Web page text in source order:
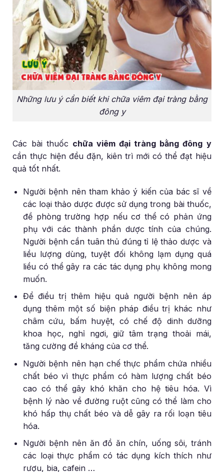
Những lưu ý cần biết khi chữa viêm đại tràng bằng
đông y
Các bài thuốc chữa viêm đại tràng bằng đông y
cần thực hiện đều đặn, kiên trì mới có thể đạt hiệu
quả tốt nhất.
Người bệnh nên tham khảo ý kiến của bác sĩ về
các loại thảo dược được sử dụng trong bài thuốc,
đề phòng trường hợp nếu cơ thể có phản ứng
phụ với các thành phần dược tính của chúng.
Người bệnh cần tuân thủ đúng tỉ lệ thảo dược và
liều lượng dùng, tuyệt đối không lạm dụng quá
liều có thể gây ra các tác dụng phụ không mong
muốn.
Để điều trị thêm hiệu quả người bệnh nên áp
dụng thêm một số biện pháp điều trị khác như
châm cứu, bấm huyệt, có chế độ dinh dưỡng
khoa học, nghỉ ngơi, giữ tâm trạng thoải mái,
tăng cường đề kháng của cơ thể.
Người bệnh nên hạn chế thực phẩm chứa nhiều
chất béo vì thực phẩm có hàm lượng chất béo
cao có thể gây khó khăn cho hệ tiêu hóa. Vì
bệnh lý nào về đường ruột cũng có thể làm cho
khó hấp thụ chất béo và dễ gây ra rối loạn tiêu
hóa.
Người bệnh nên ăn đồ ăn chín, uống sôi, tránh
các loại thực phẩm có tác dụng kích thích như
rượu, bia, cafein …